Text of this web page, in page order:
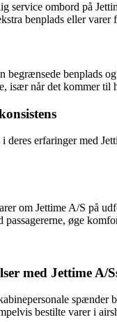
service ombord på
benplads eller varer
benplads
især når det kommer til
deres erfaringer med
om Jettime A/S på
øge
med Jettime A/
bestilte varer i